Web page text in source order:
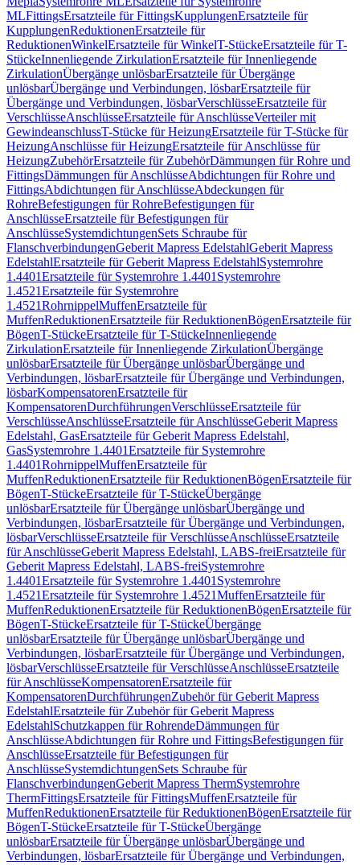
MLFittingsErsatzteile für FittingsKupplungenErsatzteile für
KupplungenReduktionenErsatzteile für
ReduktionenWinkelErsatzteile für WinkelT-StückeErsatzteile für T-
StückeInnenliegende ZirkulationErsatzteile für Innenliegende
ZirkulationÜbergänge unlösbarErsatzteile für Übergänge
unlösbarÜbergänge und Verbindungen, lösbarErsatzteile für
Übergänge und Verbindungen, lösbarVerschlüsseErsatzteile für
VerschlüsseAnschlüsseErsatzteile für AnschlüsseVerteiler mit
GewindeanschlussT-Stücke für HeizungErsatzteile für T-Stücke für
HeizungAnschlüsse für HeizungErsatzteile für Anschlüsse für
HeizungZubehörErsatzteile für ZubehörDämmungen für Rohre und
FittingsDämmungen für AnschlüsseAbdichtungen für Rohre und
FittingsAbdichtungen für AnschlüsseAbdeckungen für
RohreBefestigungen für RohreBefestigungen für
AnschlüsseErsatzteile für Befestigungen für
AnschlüsseSystemdichtungenSets Schraube für
FlanschverbindungenGeberit Mapress EdelstahlGeberit Mapress
EdelstahlErsatzteile für Geberit Mapress EdelstahlSystemrohre
1.4401Ersatzteile für Systemrohre 1.4401 Systemrohre
1.4521Ersatzteile für Systemrohre
1.4521RohrnippelMuffenErsatzteile für
MuffenReduktionenErsatzteile für ReduktionenBögenErsatzteile für
BögenT-StückeErsatzteile für T-StückeInnenliegende
ZirkulationErsatzteile für Innenliegende ZirkulationÜbergänge
unlösbarErsatzteile für Übergänge unlösbarÜbergänge und
Verbindungen, lösbarErsatzteile für Übergänge und Verbindungen,
lösbarKompensatorenErsatzteile für
KompensatorenDurchführungenVerschlüsseErsatzteile für
VerschlüsseAnschlüsseErsatzteile für AnschlüsseGeberit Mapress
Edelstahl, GasErsatzteile für Geberit Mapress Edelstahl,
GasSystemrohre 1.4401Ersatzteile für Systemrohre
1.4401RohrnippelMuffenErsatzteile für
MuffenReduktionenErsatzteile für ReduktionenBögenErsatzteile für
BögenT-StückeErsatzteile für T-StückeÜbergänge
unlösbarErsatzteile für Übergänge unlösbarÜbergänge und
Verbindungen, lösbarErsatzteile für Übergänge und Verbindungen,
lösbarVerschlüsseErsatzteile für VerschlüsseAnschlüsseErsatzteile
für AnschlüsseGeberit Mapress Edelstahl, LABS-freiErsatzteile für
Geberit Mapress Edelstahl, LABS-freiSystemrohre
1.4401Ersatzteile für Systemrohre 1.4401 Systemrohre
1.4521Ersatzteile für Systemrohre 1.4521MuffenErsatzteile für
MuffenReduktionenErsatzteile für ReduktionenBögenErsatzteile für
BögenT-StückeErsatzteile für T-StückeÜbergänge
unlösbarErsatzteile für Übergänge unlösbarÜbergänge und
Verbindungen, lösbarErsatzteile für Übergänge und Verbindungen,
lösbarVerschlüsseErsatzteile für VerschlüsseAnschlüsseErsatzteile
für AnschlüsseKompensatorenErsatzteile für
KompensatorenDurchführungenZubehör für Geberit Mapress
EdelstahlErsatzteile für Zubehör für Geberit Mapress
EdelstahlSchutzkappen für RohrendeDämmungen für
AnschlüsseAbdichtungen für Rohre und FittingsBefestigungen für
AnschlüsseErsatzteile für Befestigungen für
AnschlüsseSystemdichtungenSets Schraube für
FlanschverbindungenGeberit Mapress ThermSystemrohre
ThermFittingsErsatzteile für FittingsMuffenErsatzteile für
MuffenReduktionenErsatzteile für ReduktionenBögenErsatzteile für
BögenT-StückeErsatzteile für T-StückeÜbergänge
unlösbarErsatzteile für Übergänge unlösbarÜbergänge und
Verbindungen, lösbarErsatzteile für Übergänge und Verbindungen,